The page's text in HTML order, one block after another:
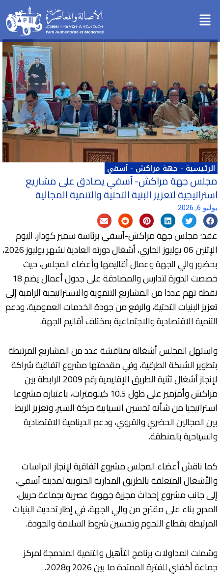
إلىMenu
الرئيسية - جهة مراكش - أسفي
مجلس جهة مراكش- آسفي يصادق على مشاريع
استراتيجية لتعزيز البنية التحتية والتنمية المجالية
يوليو 6, 2026
عقد؛ مجلس جهة مراكش-آسفي برئاسة سمير كودار، اليوم
الإثنين 06 يوليوز الجاري، أشغال دورته العادية لشهر يوليوز 2026،
بحضور والي الجهة وعمال أقاليمها وأعضاء المجلس، حيث
خصصت الدورة لتدارس والمصادقة على جدول أعمال يضم 18
نقطة تهم عددا من المشاريع التنموية والاستراتيجية الرامية إلى
تعزيز البنيات التحتية، والرفع من جودة الخدمات العمومية، ودعم
التنمية الاقتصادية والاجتماعية بمختلف أقاليم الجهة.
واستهل المجلس أشغاله بمناقشة عدد من المشاريع المرتبطة
بتطوير الشبكة الطرقية، وفي مقدمتها مشروع اتفاقية شراكة
لإنجاز أشغال تثنية الطريق الإقليمية رقم 2009 الرابطة بين
مراكش وأمزميز على طول 10.5 كيلومترات، باعتباره مشروعا
استراتيجيا من شأنه تحسين انسيابية حركة السير، وتعزيز الربط
بين المجالين الحضري والقروي، ودعم الدينامية الاقتصادية
والسياحية بالمنطقة.
كما ناقش أعضاء المجلس مشروع اتفاقية لإنجاز الدراسات
والأشغال المتعلقة بالطريق المدارية الجنوبية لمدينة آسفي،
إلى جانب مشروع إحداث مجزرة جهوية عصرية بجماعة حربيل،
المدرج بناء على مقترح من والي الجهة، في إطار تحديث البنيات
المرتبطة بقطاع اللحوم وتحسين شروط السلامة والجودة.
وشملت المداولات برنامج التأهيل والتنمية المندمجة لمركز
جماعة أكفاي للفترة الممتدة ما بين 2026 و2028.